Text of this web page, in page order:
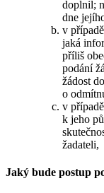
doplnil;
dne
v
jaká
příliš
podání
žádost
o
v
k jeho
žadateli,
Jaký bude postup